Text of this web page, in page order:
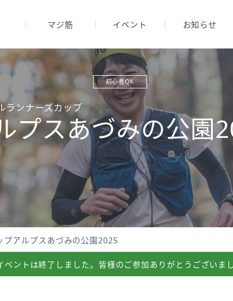
マジ筋 イベント お知らせ
初心者OK
ランナーズカップ
プスあづみの公園
プアルプスあづみの公園2025
ベントは終了しました。 皆様のご参加ありがとうございま